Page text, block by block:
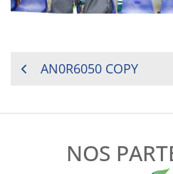
NAVIGATION
AN0R6050 COPY
NOS